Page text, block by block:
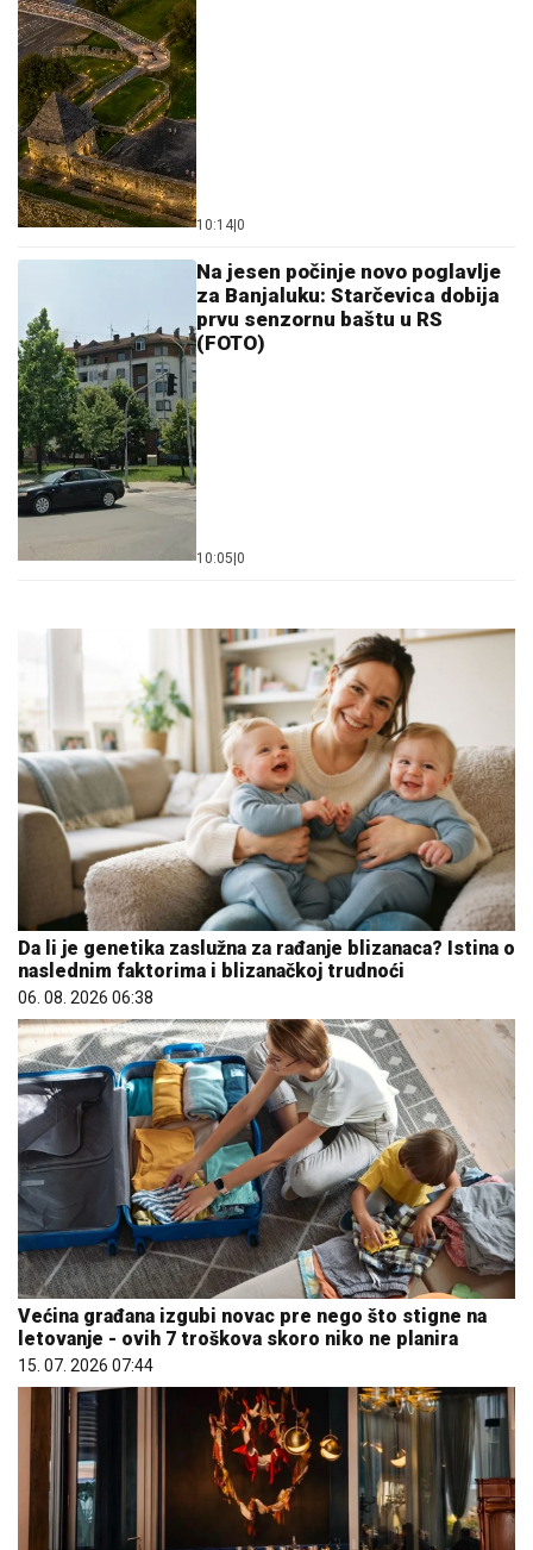
10:14 0
Na jesen počinje novo poglavlje
za Banjaluku: Starčevica dobija
prvu senzornu baštu u RS
(FOTO)
10:05 0
Da li je genetika zaslužna za rađanje blizanaca? Istina o
naslednim faktorima i blizanačkoj trudnoći
06. 08. 2026 06:38
Većina građana izgubi novac pre nego što stigne na
letovanje - ovih 7 troškova skoro niko ne planira
15. 07. 2026 07:44